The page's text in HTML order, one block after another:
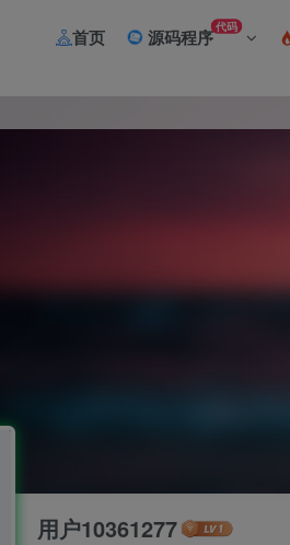
首页 源码程序代码
用户10361277